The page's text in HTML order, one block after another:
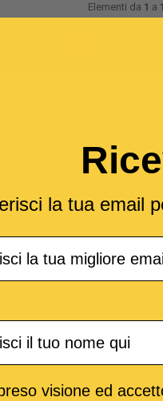
Elementi da 1 a
la tua email
policyvisione ed